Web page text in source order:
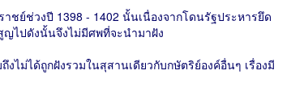
าชย์ช่วงปี 1398 - 1402 นั้นเนื่องจากโดนรัฐประหารยึด
ไปดังนั้นจึงไม่มีศพที่จะนำมาฝัง
ไม่ได้ถูกฝังรวมในสุสานเดียวกับกษัตริย์องค์อื่นๆ เรื่องมี